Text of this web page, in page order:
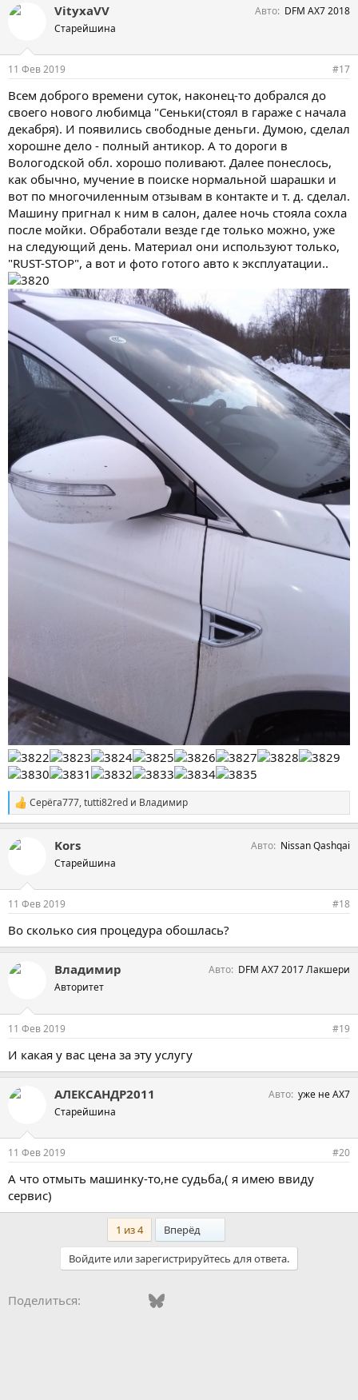
п
VityxaVV
Старейшина
Авто DFM AX7 2018
11 Фев 2019 #17
Всем доброго времени суток, наконец-то добрался до
своего нового любимца "Сеньки(стоял в гараже с начала
декабря). И появились свободные деньги. Думою, сделал
хорошне дело - полный антикор. А то дороги в
Вологодской обл. хорошо поливают. Далее понеслось,
как обычно, мучение в поиске нормальной шарашки и
вот по многочиленным отзывам в контакте и т. д. сделал.
Машину пригнал к ним в салон, далее ночь стояла сохла
после мойки. Обработали везде где только можно, уже
на следующий день. Материал они используют только,
"RUST-STOP", а вот и фото готого авто к эксплуатации..
С
и
п
Серёга777,tutti82red и Владимир
Kors
Старейшина
Авто Nissan Qashqai
11 Фев 2019 #18
Во сколько сия процедура обошлась?
Владимир
Авторитет
Авто DFM AX7 2017 Лакшери
11 Фев 2019 #19
И какая у вас цена за эту услугу
АЛЕКСАНДР2011
Старейшина
Авто уже не АХ7
11 Фев 2019 #20
А что отмыть машинку-то,не судьба,( я имею ввиду
сервис)
1 из 4 Вперёд
Войдите или зарегистрируйтесь для ответа.
Поделиться: Vkontakte
FacebookBluesky